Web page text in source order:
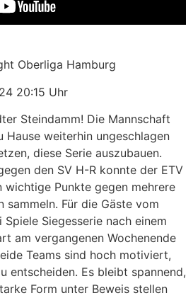
Oberliga Hamburg
20:15 Uhr
Steindamm! Die Mannschaft
Hause weiterhin ungeschlagen
diese Serie auszubauen.
den SV H-R konnte der ETV
wichtige Punkte gegen mehrere
sammeln. Für die Gäste vom
Siegesserie nach einem
am vergangenen Wochenende
Teams sind hoch motiviert,
entscheiden. Es bleibt spannend,
Form unter Beweis stellen